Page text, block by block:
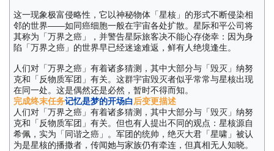
这一现象极富侵略性，它以神秘物体「星核」的形式不断侵染相
邻的世界——如同癌细胞一般在宇宙各处扩散。星际和平公司将
其称为「万界之癌」，并警告星际旅客决不能心存侥幸：因为身
陷「万界之癌」的世界早已经迷途难返，鲜有人绝境逢生。
人们对「万界之癌」有着诸多猜测，其中大部分与「毁灭」纳努
克和「反物质军团」有关。这群宇宙毁灭者似乎常常与星核出现
在同一处。这是偶然还是必然，暂时不得而知。
完成终末任务记忆是梦的开场白后变更描述
人们对「万界之癌」有着诸多猜测，其中大部分与「毁灭」纳努
克和「反物质军团」有关。但也有人提出不同的观点：星核源自
希佩，实为「同谐之癌」。军团的统帅，绝灭大君「星啸」被认
为是星核的播撒者，传闻她与家族仍有牵连，但真相无人知晓。